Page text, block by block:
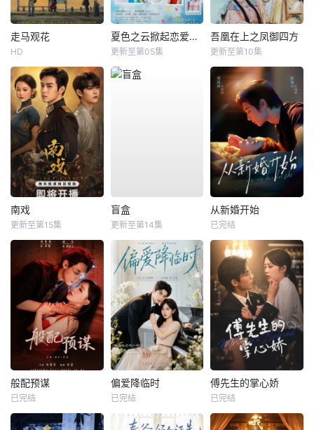
走马观花
HD
夏色之云掀起恋爱与风暴
更新至第05集
吾凰在上之凤御四方
更新至第10集
南戏
更新至第15集
盲盒
更新至第14集
从新婚开始
已完结
般配预谋
已完结
偏爱降临时
已完结
傅先生的掌心娇
已完结